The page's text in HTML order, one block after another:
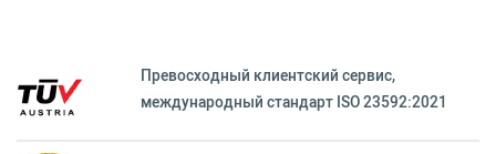
Превосходный клиентский сервиc,
международный стандарт ISO 23592:2021